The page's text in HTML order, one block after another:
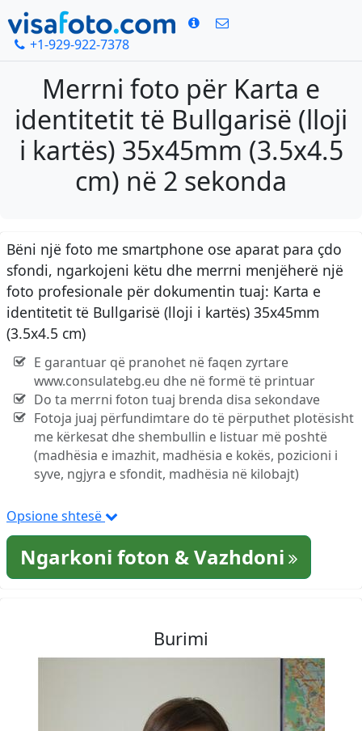
+1-929-922-7378
Merrni foto për Karta e
identitetit të Bullgarisë (lloji
i kartës) 35x45mm (3.5x4.5
cm) në 2 sekonda
Bëni një foto me smartphone ose aparat para çdo
sfondi, ngarkojeni këtu dhe merrni menjëherë një
foto profesionale për dokumentin tuaj: Karta e
identitetit të Bullgarisë (lloji i kartës) 35x45mm
(3.5x4.5 cm)
E garantuar që pranohet në faqen zyrtare
www.consulatebg.eu dhe në formë të printuar
Do ta merrni foton tuaj brenda disa sekondave
Fotoja juaj përfundimtare do të përputhet plotësisht
me kërkesat dhe shembullin e listuar më poshtë
(madhësia e imazhit, madhësia e kokës, pozicioni i
syve, ngjyra e sfondit, madhësia në kilobajt)
Opsione shtesë
Ngarkoni foton & Vazhdoni
Burimi